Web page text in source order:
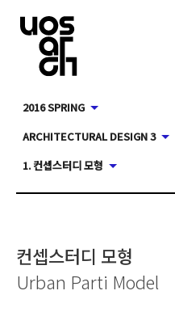
2016 SPRING
ARCHITECTURAL DESIGN 3
1. 컨셉스터디 모형
컨셉스터디 모형
Urban Parti Model